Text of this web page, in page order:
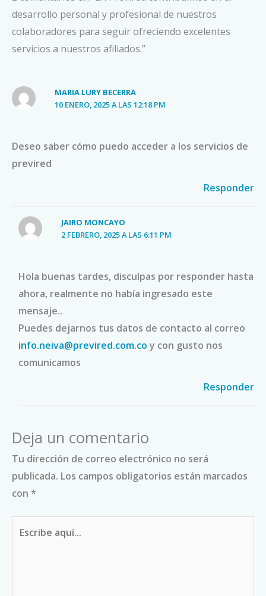
desarrollo personal y profesional de nuestros
colaboradores para seguir ofreciendo excelentes
servicios a nuestros afiliados.”
MARIA LURY BECERRA
10 ENERO, 2025 A LAS 12:18 PM
Deseo saber cómo puedo acceder a los servicios de
previred
Responder
JAIRO MONCAYO
2 FEBRERO, 2025 A LAS 6:11 PM
Hola buenas tardes, disculpas por responder hasta
ahora, realmente no había ingresado este
mensaje..
Puedes dejarnos tus datos de contacto al correo
info.neiva@previred.com.co y con gusto nos
comunicamos
Responder
Deja un comentario
Tu dirección de correo electrónico no será
publicada. Los campos obligatorios están marcados
con *